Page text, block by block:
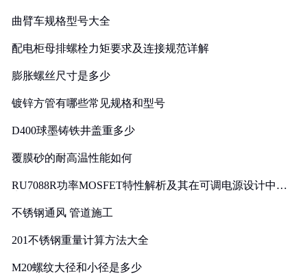
曲臂车规格型号大全
配电柜母排螺栓力矩要求及连接规范详解
膨胀螺丝尺寸是多少
镀锌方管有哪些常见规格和型号
D400球墨铸铁井盖重多少
覆膜砂的耐高温性能如何
RU7088R功率MOSFET特性解析及其在可调电源设计中的
不锈钢通风 管道施工
201不锈钢重量计算方法大全
M20螺纹大径和小径是多少